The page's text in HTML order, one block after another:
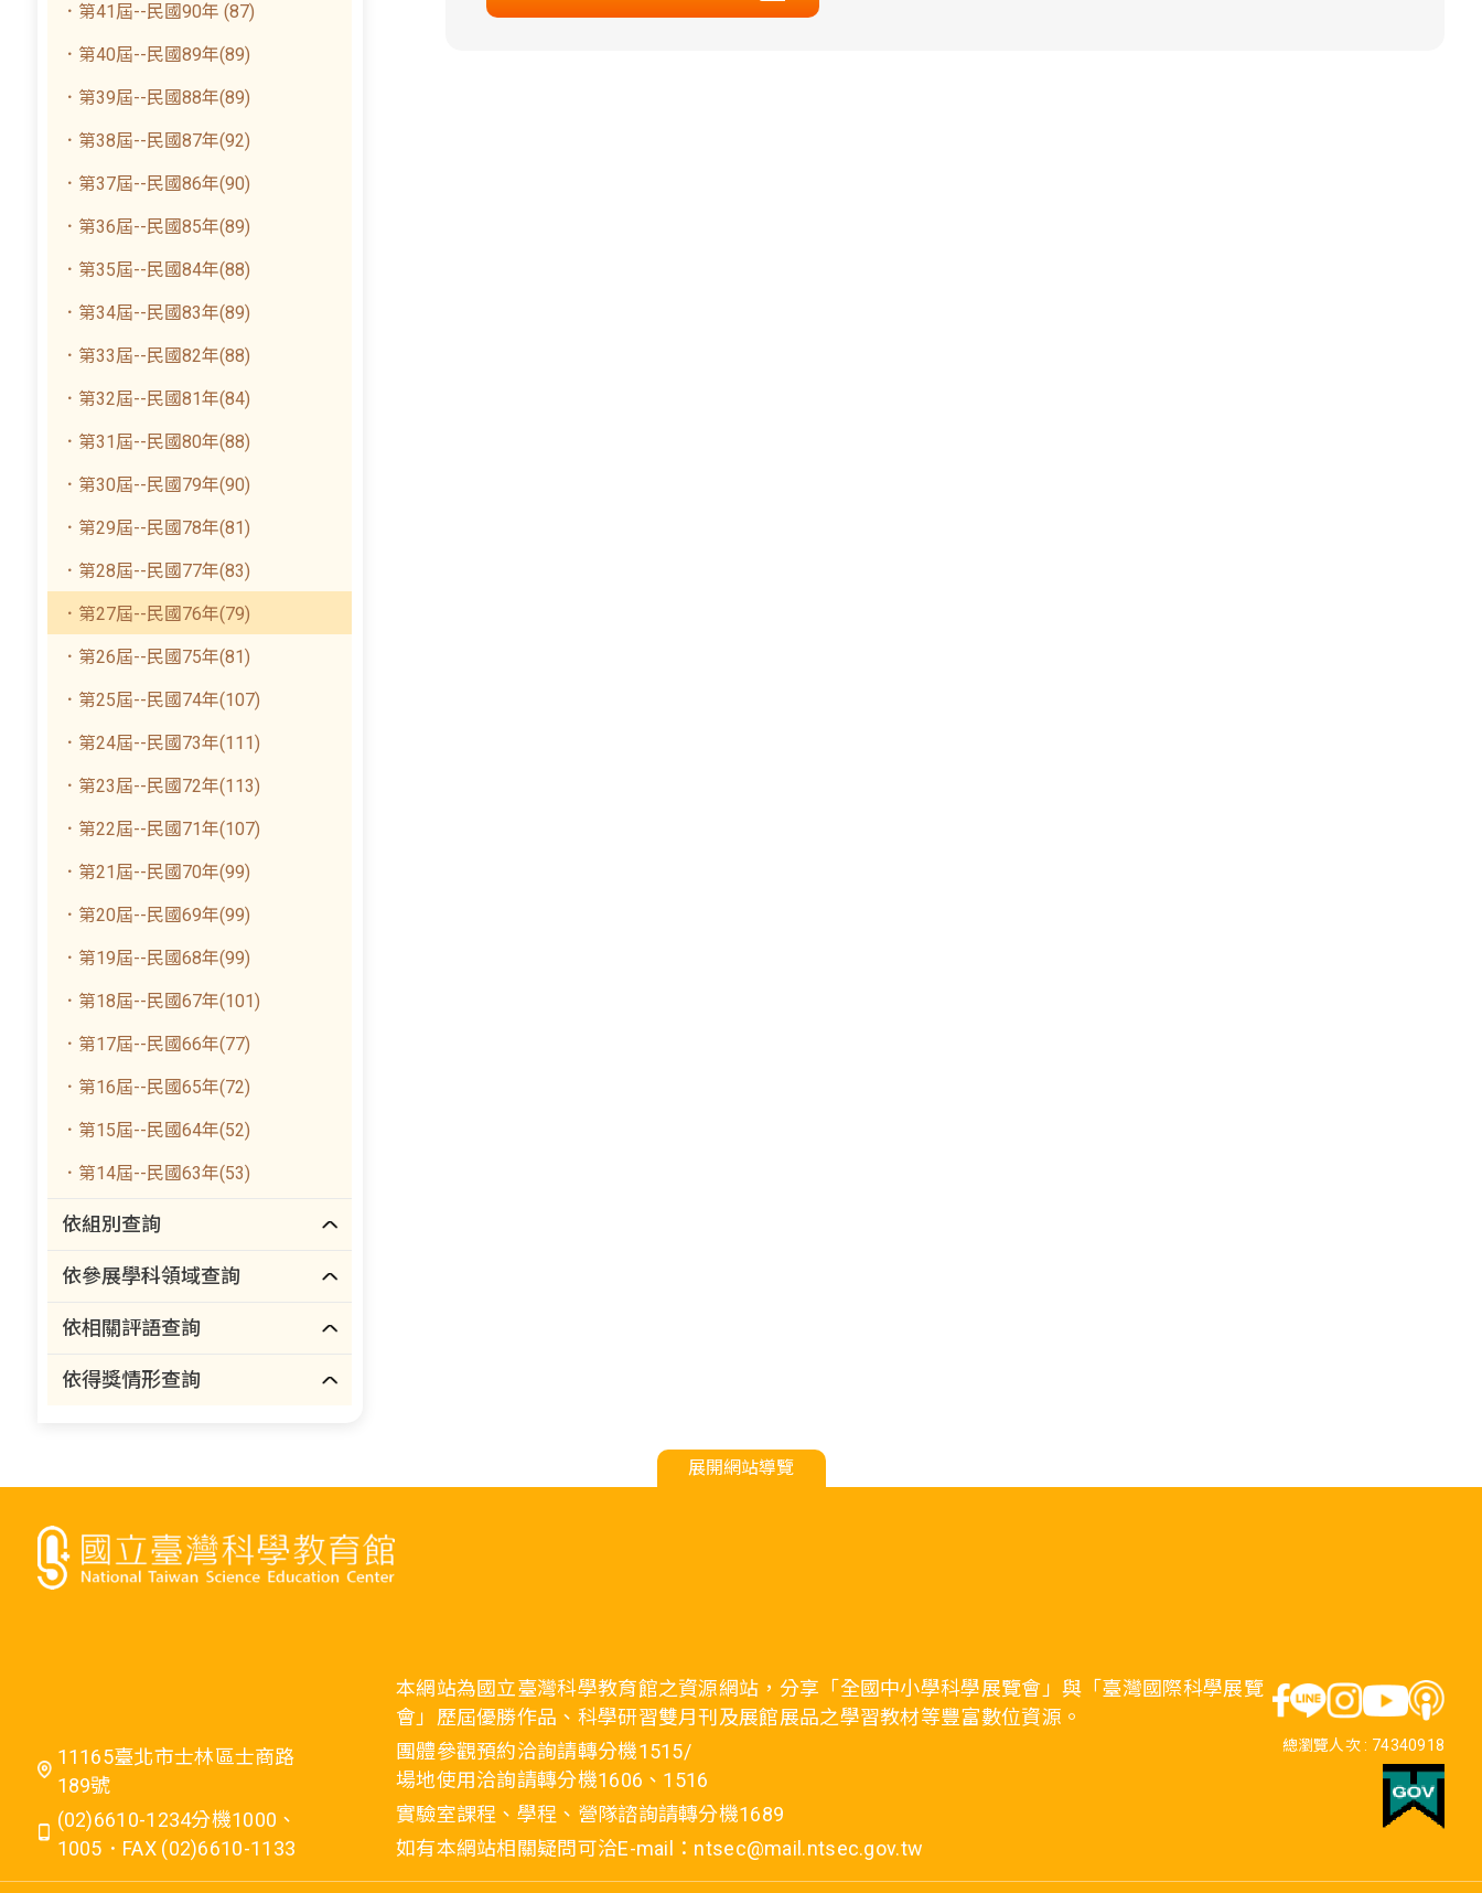
．第41屆--民國90年 (87)
．第40屆--民國89年(89)
．第39屆--民國88年(89)
．第38屆--民國87年(92)
．第37屆--民國86年(90)
．第36屆--民國85年(89)
．第35屆--民國84年(88)
．第34屆--民國83年(89)
．第33屆--民國82年(88)
．第32屆--民國81年(84)
．第31屆--民國80年(88)
．第30屆--民國79年(90)
．第29屆--民國78年(81)
．第28屆--民國77年(83)
．第27屆--民國76年(79)
．第26屆--民國75年(81)
．第25屆--民國74年(107)
．第24屆--民國73年(111)
．第23屆--民國72年(113)
．第22屆--民國71年(107)
．第21屆--民國70年(99)
．第20屆--民國69年(99)
．第19屆--民國68年(99)
．第18屆--民國67年(101)
．第17屆--民國66年(77)
．第16屆--民國65年(72)
．第15屆--民國64年(52)
．第14屆--民國63年(53)
依組別查詢
依參展學科領域查詢
依相關評語查詢
依得獎情形查詢
展開網站導覽
11165臺北市士林區士商路
189號
(02)6610-1234分機1000、
1005．FAX (02)6610-1133
本網站為國立臺灣科學教育館之資源網站，分享「全國中小學科學展覽會」與「臺灣國際科學展覽
會」歷屆優勝作品、科學研習雙月刊及展館展品之學習教材等豐富數位資源。
團體參觀預約洽詢請轉分機1515/
場地使用洽詢請轉分機1606、1516
實驗室課程、學程、營隊諮詢請轉分機1689
如有本網站相關疑問可洽E-mail：ntsec@mail.ntsec.gov.tw
總瀏覽人次 : 74340918